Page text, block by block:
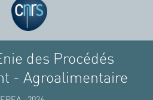
des Procédés
- Agroalimentaire